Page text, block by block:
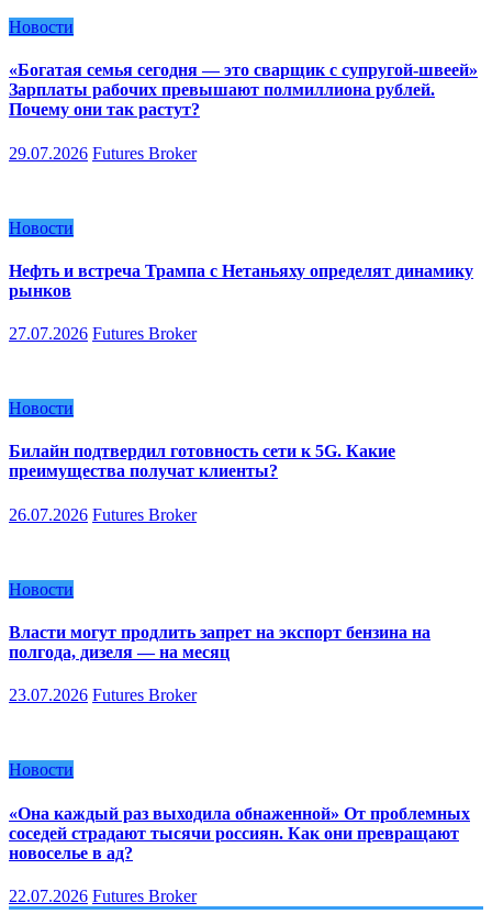
Новости
«Богатая семья сегодня — это сварщик с супругой-швеей»
Зарплаты рабочих превышают полмиллиона рублей.
Почему они так растут?
29.07.2026 Futures Broker
Новости
Нефть и встреча Трампа с Нетаньяху определят динамику
рынков
27.07.2026 Futures Broker
Новости
Билайн подтвердил готовность сети к 5G. Какие
преимущества получат клиенты?
26.07.2026 Futures Broker
Новости
Власти могут продлить запрет на экспорт бензина на
полгода, дизеля — на месяц
23.07.2026 Futures Broker
Новости
«Она каждый раз выходила обнаженной» От проблемных
соседей страдают тысячи россиян. Как они превращают
новоселье в ад?
22.07.2026 Futures Broker